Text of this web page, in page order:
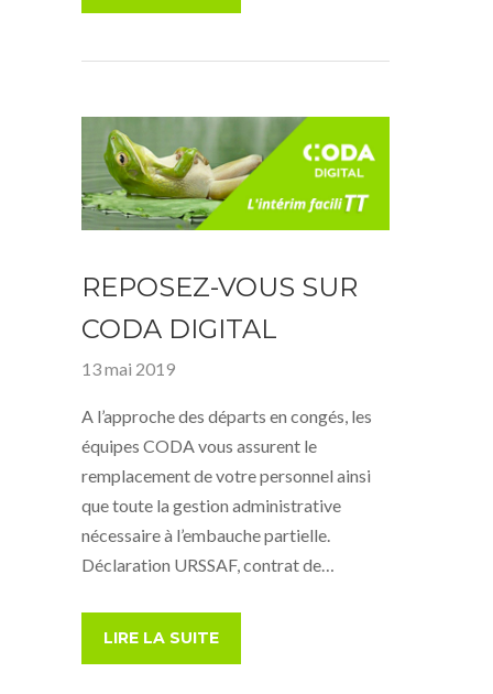
REPOSEZ-VOUS SUR
CODA DIGITAL
13 mai 2019
A l’approche des départs en congés, les
équipes CODA vous assurent le
remplacement de votre personnel ainsi
que toute la gestion administrative
nécessaire à l’embauche partielle.
Déclaration URSSAF, contrat de…
LIRE LA SUITE